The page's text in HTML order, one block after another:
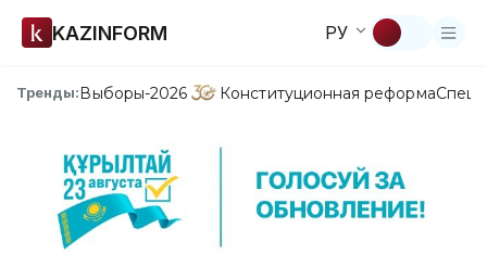
KAZINFORM РУ
Тренды:Выборы-2026 Конституционная реформа